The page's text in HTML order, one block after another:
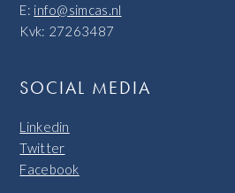
E: info@simcas.nl
Kvk: 27263487
SOCIAL MEDIA
Linkedin
Twitter
Facebook